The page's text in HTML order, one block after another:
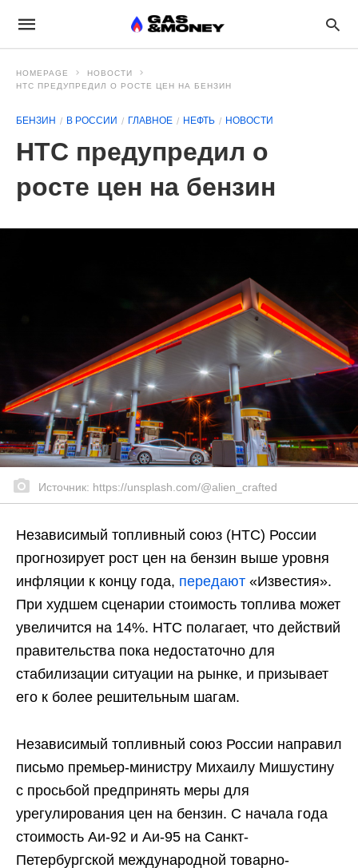
HOMEPAGE
НОВОСТИ
НТС ПРЕДУПРЕДИЛ О РОСТЕ ЦЕН НА БЕНЗИН
БЕНЗИН В РОССИИ ГЛАВНОЕ НЕФТЬ НОВОСТИ
НТС предупредил о
росте цен на бензин
Источник: https://unsplash.com/@alien_crafted
Независимый топливный союз (НТС) России
прогнозирует рост цен на бензин выше уровня
инфляции к концу года, передают «Известия».
При худшем сценарии стоимость топлива может
увеличится на 14%. НТС полагает, что действий
правительства пока недостаточно для
стабилизации ситуации на рынке, и призывает
его к более решительным шагам.
Независимый топливный союз России направил
письмо премьер-министру Михаилу Мишустину
с просьбой предпринять меры для
урегулирования цен на бензин. С начала года
стоимость Аи-92 и Аи-95 на Санкт-
Петербургской международной товарно-